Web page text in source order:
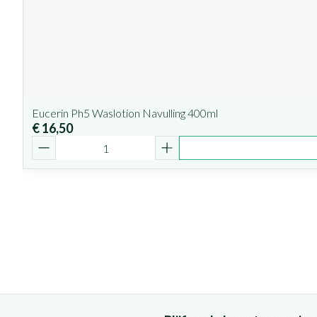
Eucerin Ph5 Waslotion Navulling 400ml
€ 16,50